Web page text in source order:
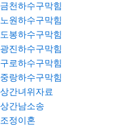
금천하수구막힘
노원하수구막힘
도봉하수구막힘
광진하수구막힘
구로하수구막힘
중랑하수구막힘
상간녀위자료
상간남소송
조정이혼